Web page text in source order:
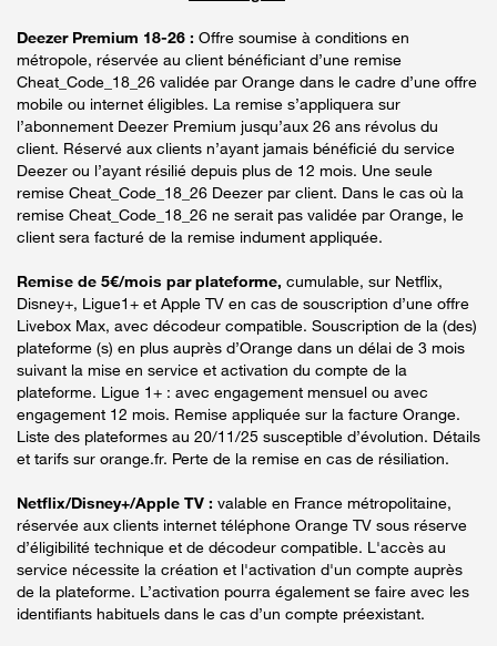
Deezer Premium 18-26 : Offre soumise à conditions en
métropole, réservée au client bénéficiant d’une remise
Cheat_Code_18_26 validée par Orange dans le cadre d’une offre
mobile ou internet éligibles. La remise s’appliquera sur
l’abonnement Deezer Premium jusqu’aux 26 ans révolus du
client. Réservé aux clients n’ayant jamais bénéficié du service
Deezer ou l’ayant résilié depuis plus de 12 mois. Une seule
remise Cheat_Code_18_26 Deezer par client. Dans le cas où la
remise Cheat_Code_18_26 ne serait pas validée par Orange, le
client sera facturé de la remise indument appliquée.
Remise de 5€/mois par plateforme, cumulable, sur Netflix,
Disney+, Ligue1+ et Apple TV en cas de souscription d’une offre
Livebox Max, avec décodeur compatible. Souscription de la (des)
plateforme (s) en plus auprès d’Orange dans un délai de 3 mois
suivant la mise en service et activation du compte de la
plateforme. Ligue 1+ : avec engagement mensuel ou avec
engagement 12 mois. Remise appliquée sur la facture Orange.
Liste des plateformes au 20/11/25 susceptible d’évolution. Détails
et tarifs sur orange.fr. Perte de la remise en cas de résiliation.
Netflix/Disney+/Apple TV : valable en France métropolitaine,
réservée aux clients internet téléphone Orange TV sous réserve
d’éligibilité technique et de décodeur compatible. L'accès au
service nécessite la création et l'activation d'un compte auprès
de la plateforme. L’activation pourra également se faire avec les
identifiants habituels dans le cas d’un compte préexistant.